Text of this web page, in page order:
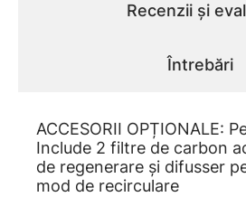
Recenzii și
Întrebări
ACCESORII OPȚIONALE:
Include 2 filtre de carbon
de regenerare și difusser
mod de recirculare